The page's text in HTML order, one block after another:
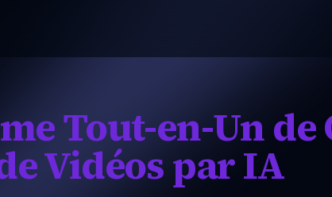
Tout-en-Un de
Vidéos par IA